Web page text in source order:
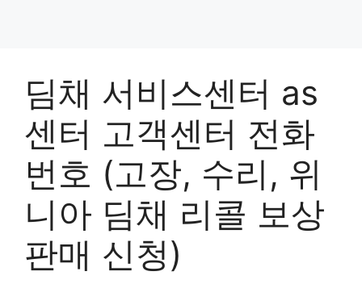
딤채 서비스센터 as
센터 고객센터 전화
번호 (고장, 수리, 위
니아 딤채 리콜 보상
판매 신청)